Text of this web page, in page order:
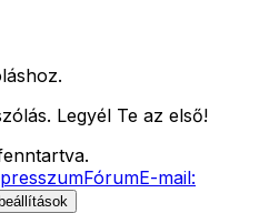
Legyél Te az első!
FórumE-mail: